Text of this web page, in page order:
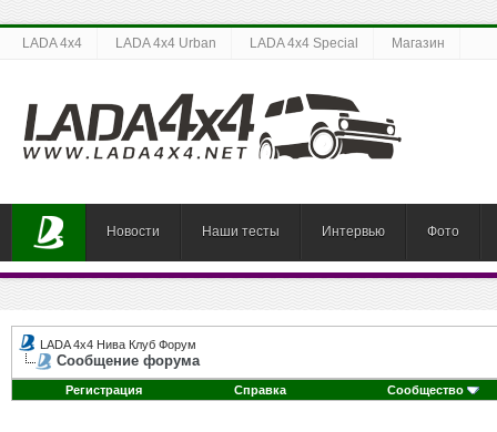
LADA 4x4 LADA 4x4 Urban LADA 4x4 Special Магазин
Новости Наши тесты Интервью Фото
LADA 4x4 Нива Клуб Форум
Сообщение форума
Регистрация Справка Сообщество